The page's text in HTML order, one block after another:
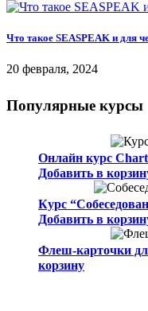
Что такое SEASPEAK и для
20 февраля, 2024
Популярные курсы
Онлайн курс
Добавить в
Курс
Добавить в
Флеш-карточки
корзину